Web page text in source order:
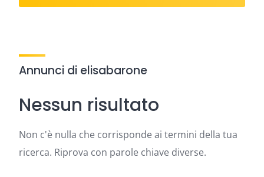
Annunci di elisabarone
Nessun risultato
Non c'è nulla che corrisponde ai termini della tua
ricerca. Riprova con parole chiave diverse.